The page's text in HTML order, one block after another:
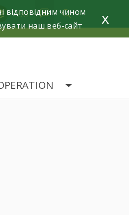
відповідним чином
наш веб-сайт
x